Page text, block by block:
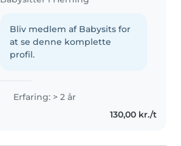
Bliv medlem af Babysits for
at se denne komplette
profil.
Erfaring: > 2 år
130,00 kr./t